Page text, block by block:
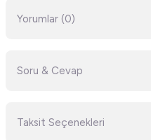
Yorumlar (0)
Soru & Cevap
Taksit Seçenekleri